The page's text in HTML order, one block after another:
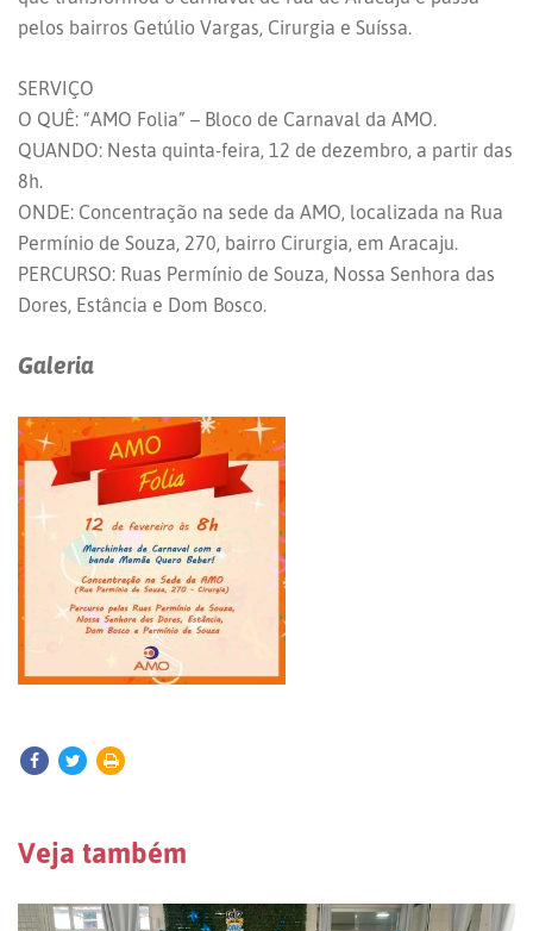
pelos bairros Getúlio Vargas, Cirurgia e Suíssa.
SERVIÇO
O QUÊ: “AMO Folia” – Bloco de Carnaval da AMO.
QUANDO: Nesta quinta-feira, 12 de dezembro, a partir das
8h.
ONDE: Concentração na sede da AMO, localizada na Rua
Permínio de Souza, 270, bairro Cirurgia, em Aracaju.
PERCURSO: Ruas Permínio de Souza, Nossa Senhora das
Dores, Estância e Dom Bosco.
Galeria
Veja também